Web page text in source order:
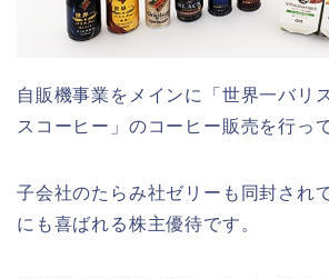
自販機事業をメインに「世界一バリ
スコーヒー」のコーヒー販売を行っ
子会社のたらみ社ゼリーも同封され
にも喜ばれる株主優待です。